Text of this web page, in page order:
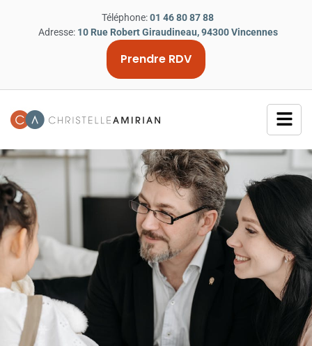
Téléphone:01 46 80 87 88
Adresse: 10 Rue Robert Giraudineau, 94300 Vincennes
Prendre RDV